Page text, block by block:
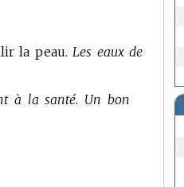
la peau. Les eaux de
à la santé. Un bon